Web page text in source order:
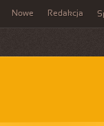
Nowe Redakcja